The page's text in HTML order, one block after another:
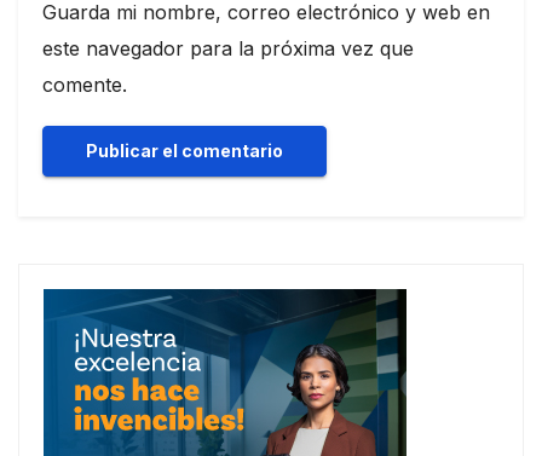
Guarda mi nombre, correo electrónico y web en
este navegador para la próxima vez que
comente.